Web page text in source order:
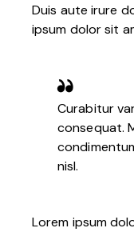
Duis aute irure
ipsum dolor sit
Curabitur
consequat.
nisl.
Lorem ipsum